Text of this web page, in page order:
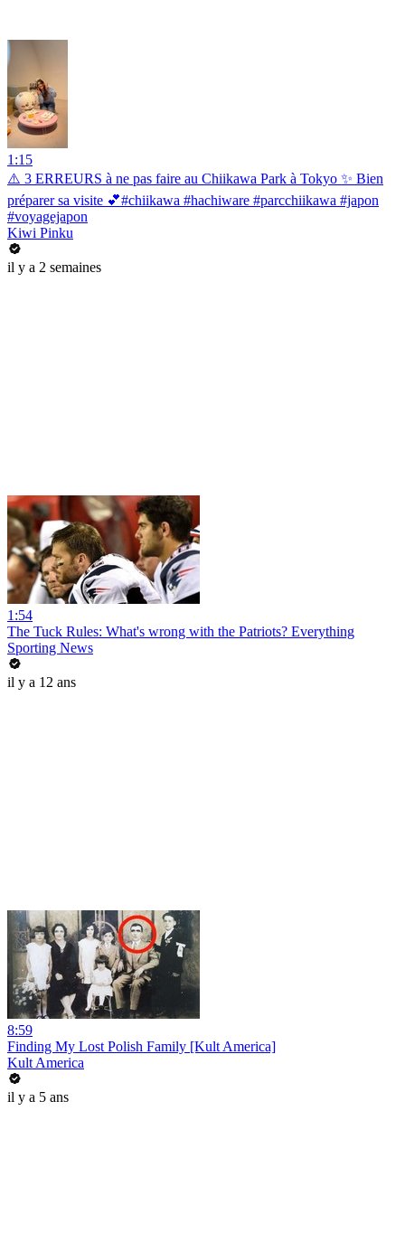
1:15
⚠️ 3 ERREURS à ne pas faire au Chiikawa Park à Tokyo ✨ Bien
préparer sa visite 💕#chiikawa #hachiware #parcchiikawa #japon
#voyagejapon
Kiwi Pinku
il y a 2 semaines
1:54
The Tuck Rules: What's wrong with the Patriots? Everything
Sporting News
il y a 12 ans
8:59
Finding My Lost Polish Family [Kult America]
Kult America
il y a 5 ans